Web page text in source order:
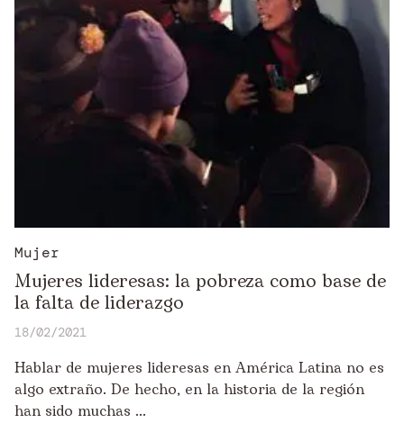
Mujer
Mujeres lideresas: la pobreza como base de
la falta de liderazgo
18/02/2021
Hablar de mujeres lideresas en América Latina no es
algo extraño. De hecho, en la historia de la región
han sido muchas ...